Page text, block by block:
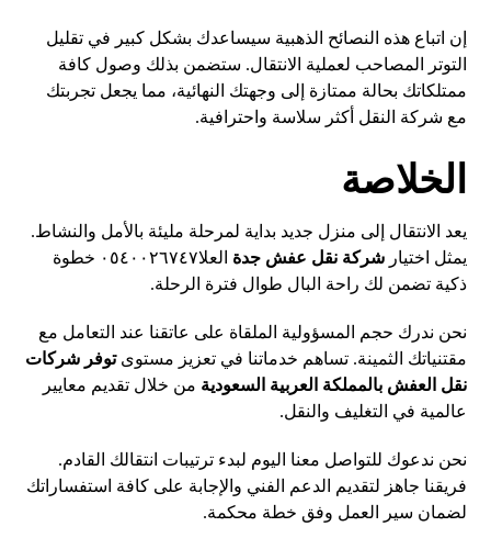
إن اتباع هذه النصائح الذهبية سيساعدك بشكل كبير في تقليل
التوتر المصاحب لعملية الانتقال. ستضمن بذلك وصول كافة
ممتلكاتك بحالة ممتازة إلى وجهتك النهائية، مما يجعل تجربتك
مع شركة النقل أكثر سلاسة واحترافية.
الخلاصة
يعد الانتقال إلى منزل جديد بداية لمرحلة مليئة بالأمل والنشاط.
يمثل اختيارشركة نقل عفش جدة
العلا٠٥٤٠٠٢٦٧٤٧ خطوة
ذكية تضمن لك راحة البال طوال فترة الرحلة.
نحن ندرك حجم المسؤولية الملقاة على عاتقنا عند التعامل مع
مقتنياتك الثمينة. تساهم خدماتنا في تعزيز مستوىتوفر شركات
نقل العفش بالمملكة العربية السعودية من خلال تقديم معايير
عالمية في التغليف والنقل.
نحن ندعوك للتواصل معنا اليوم لبدء ترتيبات انتقالك القادم.
فريقنا جاهز لتقديم الدعم الفني والإجابة على كافة استفساراتك
لضمان سير العمل وفق خطة محكمة.